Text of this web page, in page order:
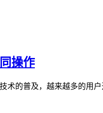
操作
术的普及，越来越多的用